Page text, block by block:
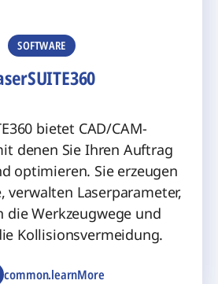
common.learnMore
SOFTWARE
bietet CAD/CAM-
denen Sie Ihren Auftrag
optimieren. Sie erzeugen
verwalten Laserparameter,
die Werkzeugwege und
Kollisionsvermeidung.